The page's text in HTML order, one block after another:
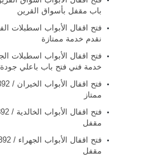
باب مقفل بأسواق القرين
نقدم خدمة ممتازة
خدمة فني فتح باب باعلي جودة
ممتاز
مقفل
مقفل